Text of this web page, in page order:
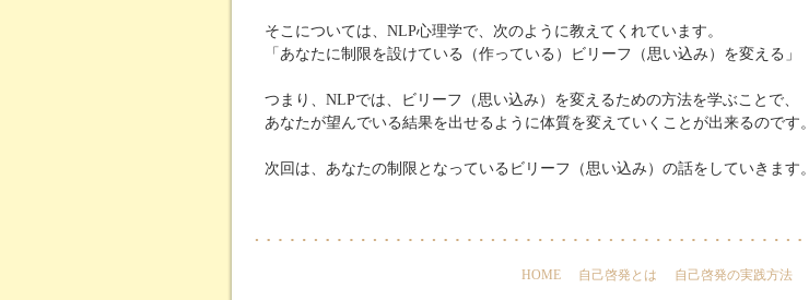
そこについては、NLP心理学で、次のように教えてくれています。
「あなたに制限を設けている（作っている）ビリーフ（思い込み）を変える」
つまり、NLPでは、ビリーフ（思い込み）を変えるための方法を学ぶことで、
あなたが望んでいる結果を出せるように体質を変えていくことが出来るのです。
次回は、あなたの制限となっているビリーフ（思い込み）の話をしていきます。
HOME 自己啓発とは 自己啓発の実践方法